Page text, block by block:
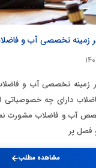
زمینه تخصصی آب و
زمینه تخصصی آب و
دارای چه خصوصیاتی
آب و فاضلاب مشورت
فصل پر
مشاهده مطلب